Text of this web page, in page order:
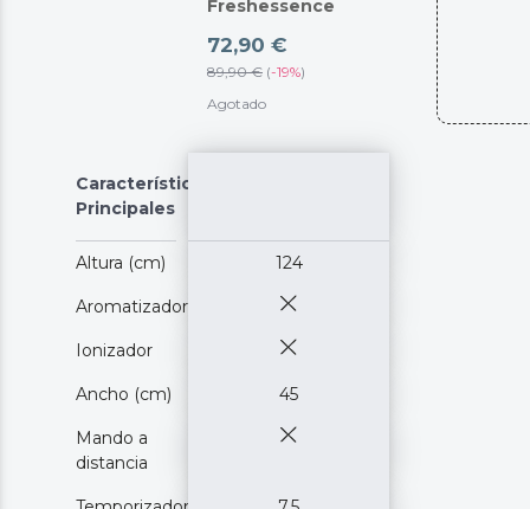
Freshessence
72,90 €
89,90 € (-19%)
Agotado
Características
Principales
Altura (cm) 124
Aromatizador
Ionizador
Ancho (cm) 45
Mando a
distancia